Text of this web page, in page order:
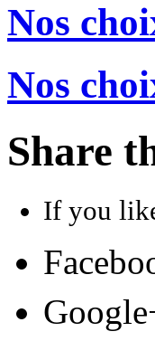
Nos
Nos
Share
If you